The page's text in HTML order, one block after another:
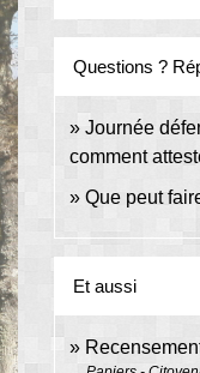
Questions ?
Journée
comment
Que peut
Et aussi